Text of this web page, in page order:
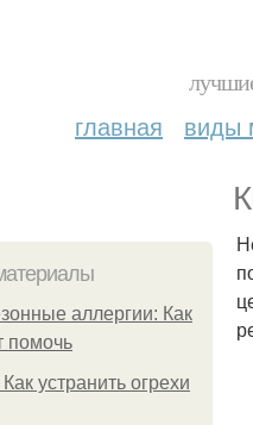
главная виды
аллергии: Как
помочь
устранить огрехи